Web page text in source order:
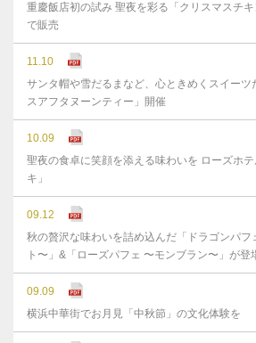
重慶飯店初の試み 聖夜を彩る「クリスマスチ
で販売
11.10
サンタ帽や雪だるまなど、心ときめくスイーツ
スアフタヌーンティー」開催
10.09
聖夜の食卓に笑顔を添える味わいを ローズホ
キ」
09.12
秋の贅沢な味わいを詰め込んだ「ドラゴンパフ
ト〜」&「ローズパフェ 〜モンブラン〜」が登
09.09
横浜中華街でお月見「中秋節」の文化体験を